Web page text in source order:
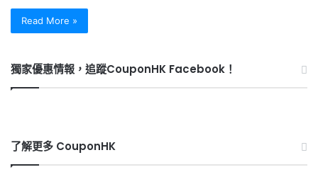
Read More »
獨家優惠情報，追蹤CouponHK Facebook！
了解更多 CouponHK